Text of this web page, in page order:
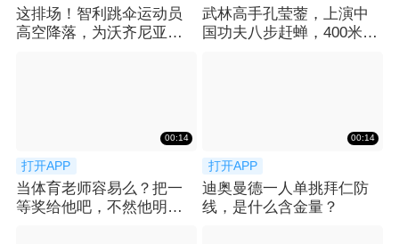
这排场！智利跳伞运动员
高空降落，为沃齐尼亚送
武林高手孔莹蓥，上演中
国功夫八步赶蝉，400米栏
00:14
打开APP
当体育老师容易么？把一
等奖给他吧，不然他明年
00:14
打开APP
迪奥曼德一人单挑拜仁防
线，是什么含金量？